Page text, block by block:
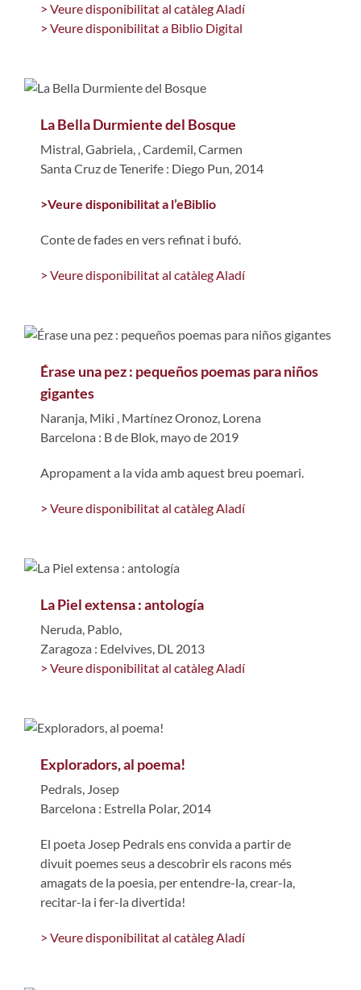
> Veure disponibilitat al catàleg Aladí
> Veure disponibilitat a Biblio Digital
La Bella Durmiente del Bosque
Mistral, Gabriela, ,Cardemil, Carmen
Santa Cruz de Tenerife : Diego Pun, 2014
>Veure disponibilitat a l’eBiblio
Conte de fades en vers refinat i bufó.
> Veure disponibilitat al catàleg Aladí
Érase una pez : pequeños poemas para niños
gigantes
Naranja, Miki , Martínez Oronoz, Lorena
Barcelona : B de Blok, mayo de 2019
Apropament a la vida amb aquest breu poemari.
> Veure disponibilitat al catàleg Aladí
La Piel extensa : antología
Neruda, Pablo,
Zaragoza : Edelvives, DL 2013
> Veure disponibilitat al catàleg Aladí
Exploradors, al poema!
Pedrals, Josep
Barcelona : Estrella Polar, 2014
El poeta Josep Pedrals ens convida a partir de
divuit poemes seus a descobrir els racons més
amagats de la poesia, per entendre-la, crear-la,
recitar-la i fer-la divertida!
> Veure disponibilitat al catàleg Aladí